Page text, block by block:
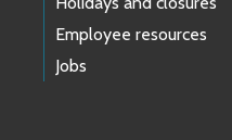
Employee resources
Jobs